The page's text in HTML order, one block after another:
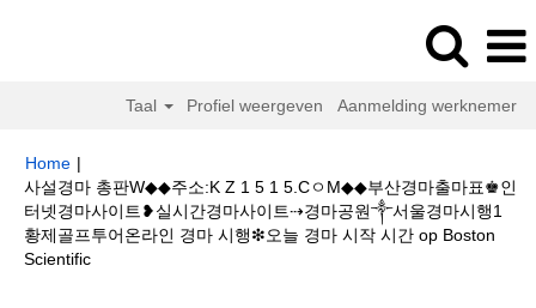
Taal Profiel weergeven Aanmelding werknemer
Home |
사설경마 총판W◆◆주소:K Z 1 5 1 5.CㅇM◆◆부산경마출마표♚인
터넷경마사이트❥실시간경마사이트⇢경마공원༒서울경마시행1
황제골프투어온라인 경마 시행❇오늘 경마 시작 시간 op Boston
Scientific(huidige